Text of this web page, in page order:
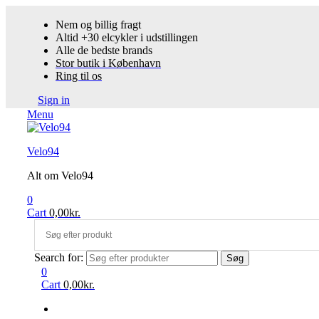
Nem og billig fragt
Altid +30 elcykler i udstillingen
Alle de bedste brands
Stor butik i København
Ring til os
Sign in
Menu
Velo94
Alt om Velo94
0
Cart 0,00kr.
Search for: Søg
0
Cart 0,00kr.